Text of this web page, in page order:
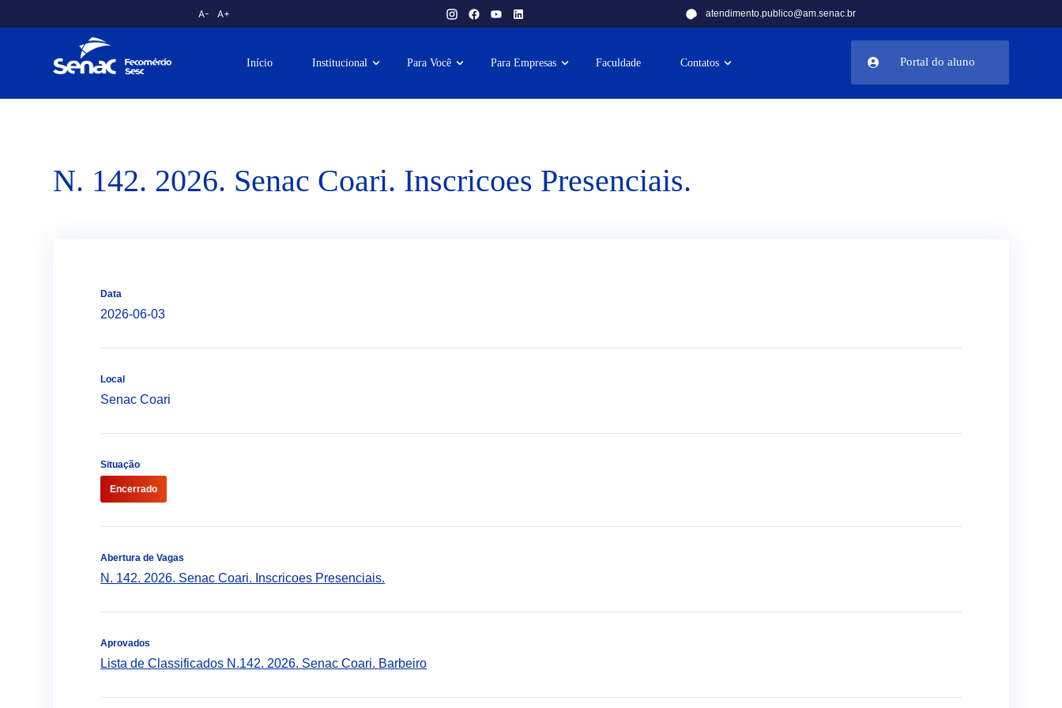
A- A+ atendimento.publico@am.senac.br
Início Institucional Para Você Para Empresas Faculdade Contatos Portal do aluno
N. 142. 2026. Senac Coari. Inscricoes Presenciais.
Data
2026-06-03
Local
Senac Coari
Situação
Encerrado
Abertura de Vagas
N. 142. 2026. Senac Coari. Inscricoes Presenciais.
Aprovados
Lista de Classificados N.142. 2026. Senac Coari. Barbeiro